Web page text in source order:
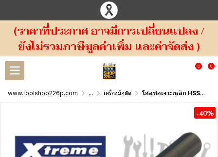
(ราคาที่ประกาศ อาจมีการเปลี่ยนแปลง /
ยังไม่รวมภาษีมูลค่าเพิ่ม และค่าจัดส่ง )
0 0
www.toolshop226p.com ... เครื่องมือตัด โฮลซอเจาะเหล็ก HSS Xtreme Hole Saw
-40%